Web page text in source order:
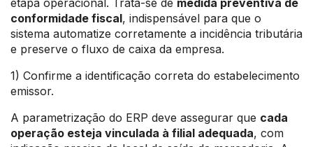
etapa operacional. Trata-se de medida preventiva de
conformidade fiscal, indispensável para que o
sistema automatize corretamente a incidência tributária
e preserve o fluxo de caixa da empresa.
1) Confirme a identificação correta do estabelecimento
emissor.
A parametrização do ERP deve assegurar que cada
operação esteja vinculada à filial adequada, com